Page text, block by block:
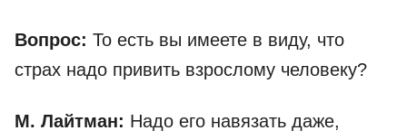
Вопрос: То есть вы имеете в виду, что
страх надо привить взрослому человеку?
М. Лайтман: Надо его навязать даже,